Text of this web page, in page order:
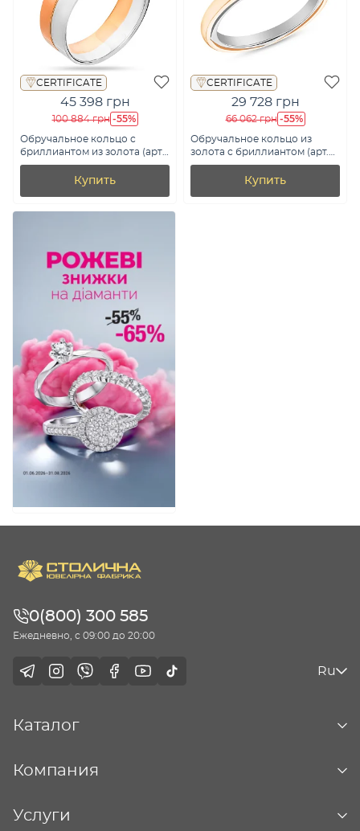
CERTIFICATE
45 398 грн
100 884 грн -55%
Обручальное кольцо с
бриллиантом из золота (арт.
К239193/1)
Купить
CERTIFICATE
29 728 грн
66 062 грн -55%
Обручальное кольцо из
золота с бриллиантом (арт.
К239210кб)
Купить
0(800) 300 585
Ежедневно, с 09:00 до 20:00
Ru
Каталог
Компания
Услуги